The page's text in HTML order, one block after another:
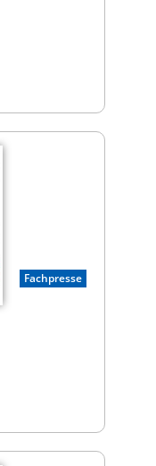
Fachpresse